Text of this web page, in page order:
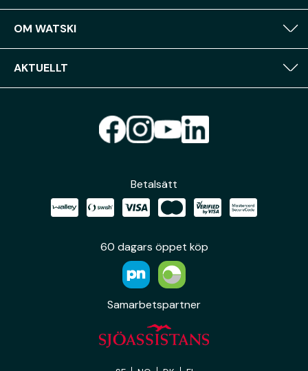
OM WATSKI
AKTUELLT
Betalsätt
60 dagars öppet köp
Samarbetspartner